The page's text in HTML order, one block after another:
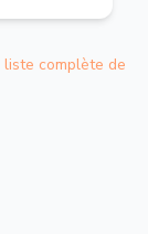
liste complète de